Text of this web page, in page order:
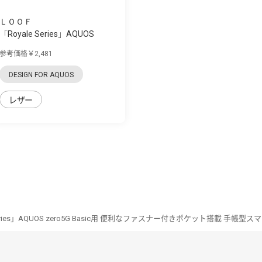
ＬＯＯＦ
「Royale Series」AQUOS
参考価格￥2,481
DESIGN FOR AQUOS
レザー
」AQUOS zero5G Basic用 便利なファスナー付きポケット搭載 手帳型ス